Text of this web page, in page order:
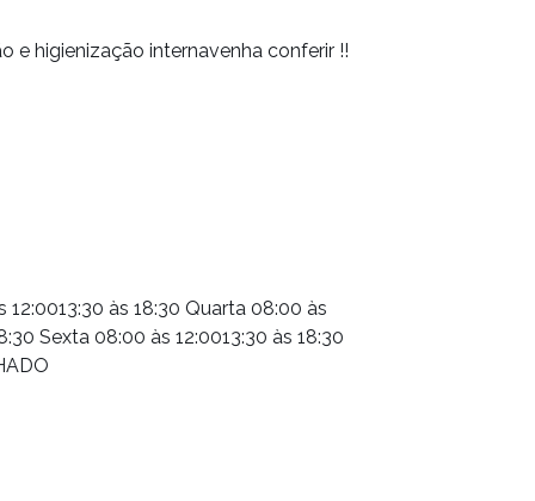
e higienização internavenha conferir !!
às 18:30 Quarta 08:00 às
Sexta 08:00 às 12:0013:30 às 18:30